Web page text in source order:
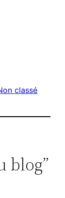
classé
blog”